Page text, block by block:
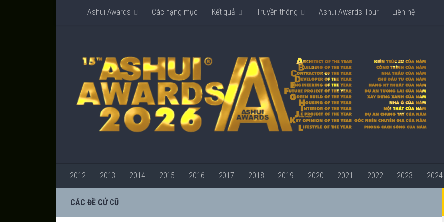
Ashui Awards Các hạng mục Kết quả Truyền thông Ashui Awards Tour Liên hệ
2012 2013 2014 2015 2016 2017 2018 2019 2020 2021 2022 2023 2024
CÁC ĐỀ CỬ CŨ